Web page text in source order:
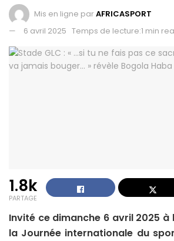
Mis en ligne parAFRICASPORT
6 avril 2025 Temps de lecture:1 min
1.8k
PARTAGE
Invité ce dimanche 6 avril 2025
la Journée internationale du